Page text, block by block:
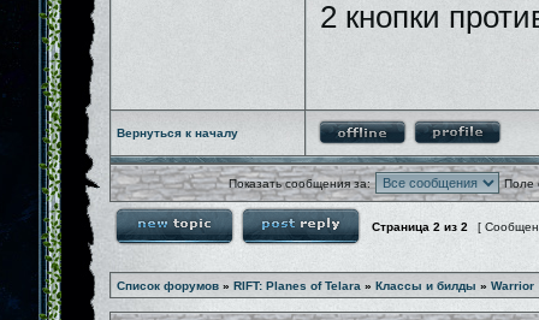
2 кнопки
Вернуться к началу
Показать сообщения за: Поле
Страница 2 из 2 [
Список форумов » RIFT: Planes of Telara » Классы и билды » Warrior